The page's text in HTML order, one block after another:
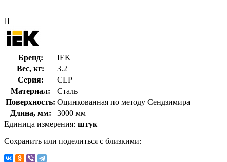
[]
Бренд:
IEK
Вес, кг:
3.2
Серия:
CLP
Материал:
Сталь
Поверхность: Оцинкованная по методу Сендзимира
Длина, мм:
3000 мм
Единица измерения: штук
Сохранить или поделиться с близкими: